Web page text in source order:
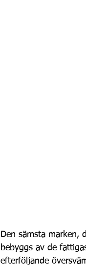
Den sämsta marken,
bebyggs av de
efterföljande